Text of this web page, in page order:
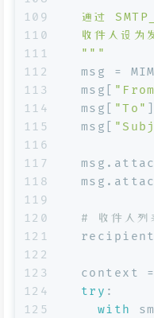
109
110
111
112
113
114
115
116
117
118
119
120
121
122
123
124
125
通过
收件人设为
  """
msg =
  msg[
  msg[
"To"
  msg[
# 收件人列
context
try :
with